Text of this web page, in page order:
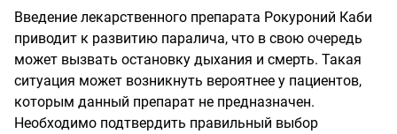
Введение лекарственного препарата Рокуроний Каби
приводит к развитию паралича, что в свою очередь
может вызвать остановку дыхания и смерть. Такая
ситуация может возникнуть вероятнее у пациентов,
которым данный препарат не предназначен.
Необходимо подтвердить правильный выбор